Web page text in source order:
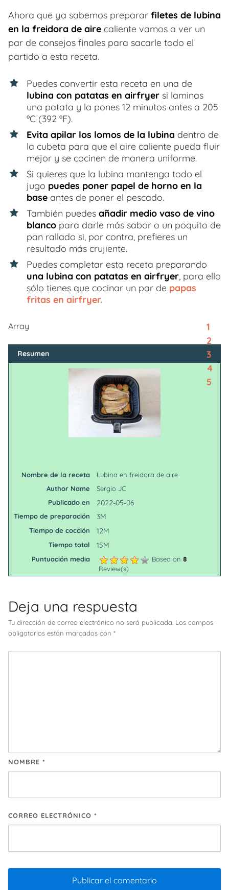
Ahora que ya sabemos preparar filetes de lubina
en la freidora de aire caliente vamos a ver un
par de consejos finales para sacarle todo el
partido a esta receta.
Puedes convertir esta receta en una de
lubina con patatas en airfryer si laminas
una patata y la pones 12 minutos antes a 205
ºC (392 ºF).
Evita apilar los lomos de la lubina dentro de
la cubeta para que el aire caliente pueda fluir
mejor y se cocinen de manera uniforme.
Si quieres que la lubina mantenga todo el
jugo puedes poner papel de horno en la
base antes de poner el pescado.
También puedes añadir medio vaso de vino
blanco para darle más sabor o un poquito de
pan rallado si, por contra, prefieres un
resultado más crujiente.
Puedes completar esta receta preparando
una lubina con patatas en airfryer, para ello
sólo tienes que cocinar un par de papas
fritas en airfryer.
Array
Resumen
1
2
3
4
5
Nombre de la receta
Lubina en freidora de aire
Author Name
Sergio JC
Publicado en
2022-05-06
Tiempo de preparación 3M
Tiempo de cocción 12M
Tiempo total 15M
Puntuación media Based on8
Review(s)
Deja una respuesta
Tu dirección de correo electrónico no será publicada. Los campos
obligatorios están marcados con *
NOMBRE *
CORREO ELECTRÓNICO *